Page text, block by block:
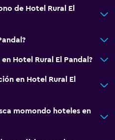
de Hotel Rural El
Hotel Rural El Pandal?
en Hotel Rural El
momondo hoteles en